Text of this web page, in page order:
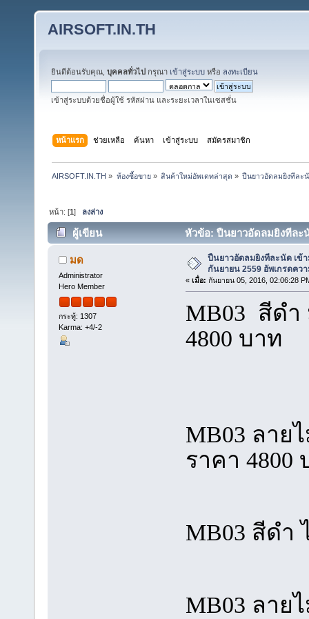
AIRSOFT.IN.TH
ยินดีต้อนรับคุณ, บุคคลทั่วไป กรุณา เข้าสู่ระบบ หรือ ลงทะเบียน
เข้าสู่ระบบด้วยชื่อผู้ใช้ รหัสผ่าน และระยะเวลาในเซสชั่น
หน้าแรก ช่วยเหลือ ค้นหา เข้าสู่ระบบ สมัครสมาชิก
AIRSOFT.IN.TH » ห้องซื้อขาย» สินค้าใหม่อัพเดทล่าสุด » ปืนยาวอัดลมยิงทีละ
หน้า: [1] ลงล่าง
ผู้เขียน
หัวข้อ: ปืนยาวอัดลมยิงทีละ
32420 ครั้ง)
มด
Administrator
Hero Member
กระทู้: 1307
Karma: +4/-2
ปืนยาวอัดลมยิงทีละนัด เข้
กันยายน 2559 อัพเกรดคว
« เมื่อ: กันยายน 05, 2016, 02:06:28
MB03 สีด
4800 บาท
MB03 ลาย
ราคา 4800
MB03 สีดำ
MB03 ลาย